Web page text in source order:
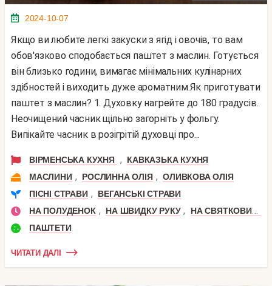
2024-10-07
Якщо ви любите легкі закуски з ягід і овочів, то вам
обов'язково сподобається паштет з маслин. Готується
він близько години, вимагає мінімальних кулінарних
здібностей і виходить дуже ароматним.Як приготувати
паштет з маслин? 1. Духовку нагрейте до 180 градусів.
Неочищений часник щільно загорніть у фольгу.
Випікайте часник в розігрітій духовці про...
ВІРМЕНСЬКА КУХНЯ ,
КАВКАЗЬКА КУХНЯ
МАСЛИНИ , РОСЛИННА ОЛІЯ , ОЛИВКОВА ОЛІЯ
ПІСНІ СТРАВИ ,
ВЕГАНСЬКІ СТРАВИ
НА ПОЛУДЕНОК , НА ШВИДКУ РУКУ ,
НА СВЯТКОВИЙ СТІЛ
ПАШТЕТИ
ЧИТАТИ ДАЛІ